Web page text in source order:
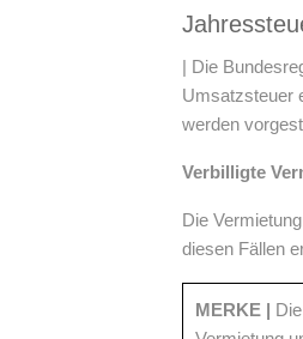
| Die
Umsatzsteuer
werden
Verbilligte
Die
diesen Fällen
MERKE |